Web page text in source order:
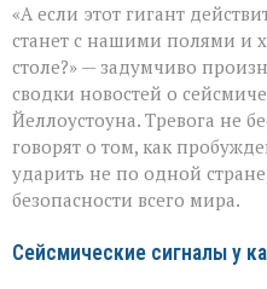
«А если этот гигант
станет с нашими полями и
столе?» — задумчиво
сводки новостей о
Йеллоустоуна. Тревога не
говорят о том, как
ударить не по одной
безопасности всего мира.
Сейсмические сигналы у